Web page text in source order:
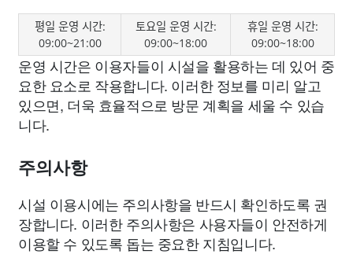
평일 운영 시간:
09:00~21:00
토요일 운영 시간:
09:00~18:00
휴일 운영 시간:
09:00~18:00
운영 시간은 이용자들이 시설을 활용하는 데 있어 중
요한 요소로 작용합니다. 이러한 정보를 미리 알고
있으면, 더욱 효율적으로 방문 계획을 세울 수 있습
니다.
주의사항
시설 이용시에는 주의사항을 반드시 확인하도록 권
장합니다. 이러한 주의사항은 사용자들이 안전하게
이용할 수 있도록 돕는 중요한 지침입니다.